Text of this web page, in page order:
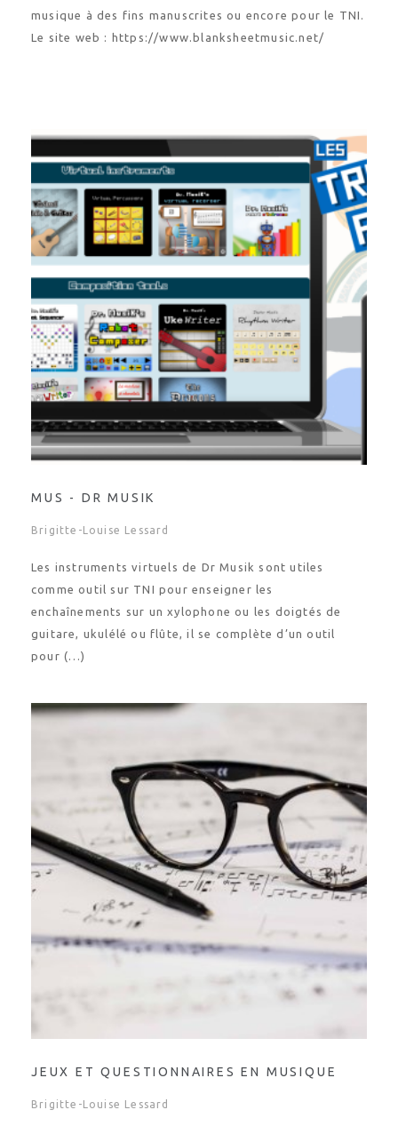
musique à des fins manuscrites ou encore pour le TNI.
Le site web : https://www.blanksheetmusic.net/
MUS - DR MUSIK
Brigitte-Louise Lessard
Les instruments virtuels de Dr Musik sont utiles
comme outil sur TNI pour enseigner les
enchaînements sur un xylophone ou les doigtés de
guitare, ukulélé ou flûte, il se complète d’un outil
pour (…)
JEUX ET QUESTIONNAIRES EN MUSIQUE
Brigitte-Louise Lessard